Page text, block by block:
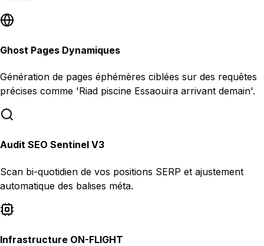
Ghost Pages Dynamiques
Génération de pages éphémères ciblées sur des requêtes
précises comme 'Riad piscine Essaouira arrivant demain'.
Audit SEO Sentinel V3
Scan bi-quotidien de vos positions SERP et ajustement
automatique des balises méta.
Infrastructure ON-FLIGHT